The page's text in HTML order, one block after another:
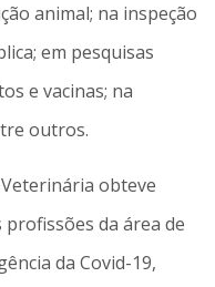
animal; na inspeção
em pesquisas
e vacinas; na
outros.
obteve
da área de
da Covid-19,